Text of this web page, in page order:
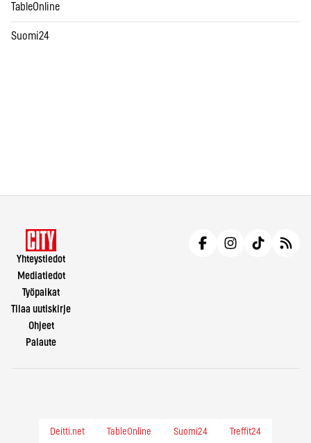
TableOnline
Suomi24
Yhteystiedot
Mediatiedot
Työpaikat
Tilaa uutiskirje
Ohjeet
Palaute
Deitti.net TableOnline Suomi24 Treffit24